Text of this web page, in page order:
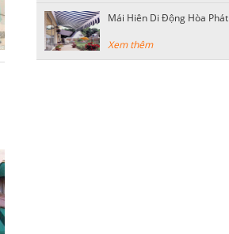
Mái Hiên Di Động Hòa Phát
Xem thêm